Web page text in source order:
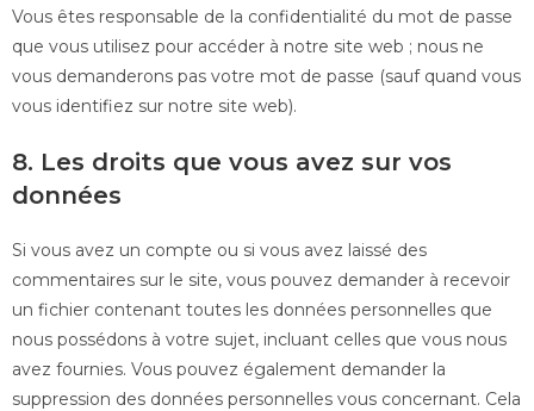
Vous êtes responsable de la confidentialité du mot de passe
que vous utilisez pour accéder à notre site web ; nous ne
vous demanderons pas votre mot de passe (sauf quand vous
vous identifiez sur notre site web).
8. Les droits que vous avez sur vos
données
Si vous avez un compte ou si vous avez laissé des
commentaires sur le site, vous pouvez demander à recevoir
un fichier contenant toutes les données personnelles que
nous possédons à votre sujet, incluant celles que vous nous
avez fournies. Vous pouvez également demander la
suppression des données personnelles vous concernant. Cela